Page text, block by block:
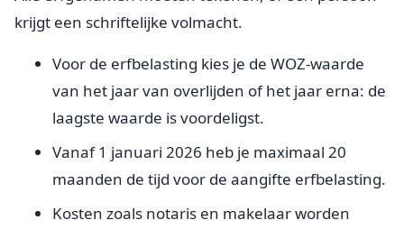
krijgt een schriftelijke volmacht.
Voor de erfbelasting kies je de WOZ-waarde
van het jaar van overlijden of het jaar erna: de
laagste waarde is voordeligst.
Vanaf 1 januari 2026 heb je maximaal 20
maanden de tijd voor de aangifte erfbelasting.
Kosten zoals notaris en makelaar worden